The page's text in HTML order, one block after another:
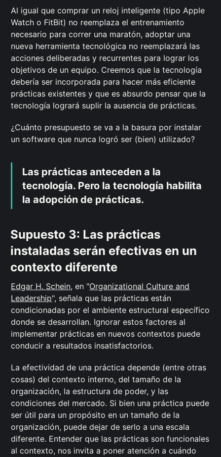
Al igual que comprar un reloj inteligente (tipo Apple
Watch o FitBit) no reemplaza el entrenamiento
necesario para correr una maratón, adoptar una
nueva herramienta tecnológica no reemplazará las
acciones deliberadas y recurrentes para lograr los
objetivos de un equipo. Creemos que la tecnología
debería ser incorporada para hacer más eficiente
prácticas existentes y que es absurdo pensar que la
tecnología logrará suplir la ausencia de prácticas.
¿Cuánto presupuesto se va a la basura por instalar
un software que nunca logró ser (bien) utilizado?
Las prácticas anteceden a la
tecnología. Pero la tecnología habilita
la adopción de prácticas.
Supuesto 3: Las prácticas
instaladas serán efectivas en un
contexto diferente
Edgar H. Schein, en "Organizational Culture and
Leadership", señala que las prácticas están
condicionadas por el ambiente estructural específico
donde se desarrollan. Ignorar estos factores al
implementar prácticas en nuevos contextos puede
conducir a resultados insatisfactorios.
La efectividad de una práctica depende (entre otras
cosas) del contexto interno, del tamaño de la
organización, la estructura de poder, y las
condiciones del mercado. Si bien una práctica puede
ser útil para un propósito en un tamaño de la
organización, puede dejar de serlo a una escala
diferente. Entender que las prácticas son funcionales
al contexto, nos invita a poner atención a cuándo